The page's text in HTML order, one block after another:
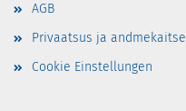
AGB
Privaatsus ja andmekaitse
Cookie Einstellungen